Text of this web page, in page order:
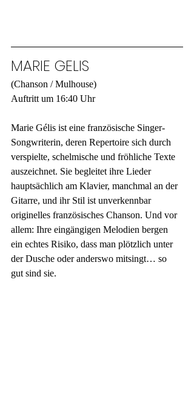
MARIE GELIS
(Chanson / Mulhouse)
Auftritt um 16:40 Uhr
Marie Gélis ist eine französische Singer-
Songwriterin, deren Repertoire sich durch
verspielte, schelmische und fröhliche Texte
auszeichnet. Sie begleitet ihre Lieder
hauptsächlich am Klavier, manchmal an der
Gitarre, und ihr Stil ist unverkennbar
originelles französisches Chanson. Und vor
allem: Ihre eingängigen Melodien bergen
ein echtes Risiko, dass man plötzlich unter
der Dusche oder anderswo mitsingt… so
gut sind sie.